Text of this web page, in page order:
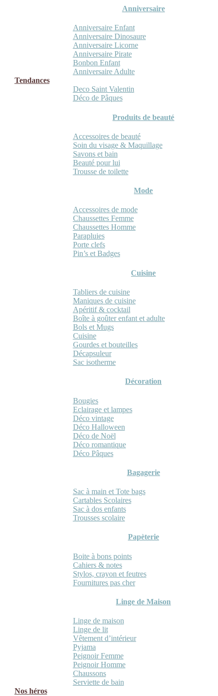
Anniversaire
Anniversaire Enfant
Anniversaire Dinosaure
Anniversaire Licorne
Anniversaire Pirate
Bonbon Enfant
Anniversaire Adulte
Tendances
Deco Saint Valentin
Déco de Pâques
Produits de beauté
Accessoires de beauté
Soin du visage & Maquillage
Savons et bain
Beauté pour lui
Trousse de toilette
Mode
Accessoires de mode
Chaussettes Femme
Chaussettes Homme
Parapluies
Porte clefs
Pin’s et Badges
Cuisine
Tabliers de cuisine
Maniques de cuisine
Apéritif & cocktail
Boîte à goûter enfant et adulte
Bols et Mugs
Cuisine
Gourdes et bouteilles
Décapsuleur
Sac isotherme
Décoration
Bougies
Eclairage et lampes
Déco vintage
Déco Halloween
Déco de Noël
Déco romantique
Déco Pâques
Bagagerie
Sac à main et Tote bags
Cartables Scolaires
Sac à dos enfants
Trousses scolaire
Papèterie
Boite à bons points
Cahiers & notes
Stylos, crayon et feutres
Fournitures pas cher
Linge de Maison
Linge de maison
Linge de lit
Vêtement d’intérieur
Pyjama
Peignoir Femme
Peignoir Homme
Chaussons
Serviette de bain
Nos héros